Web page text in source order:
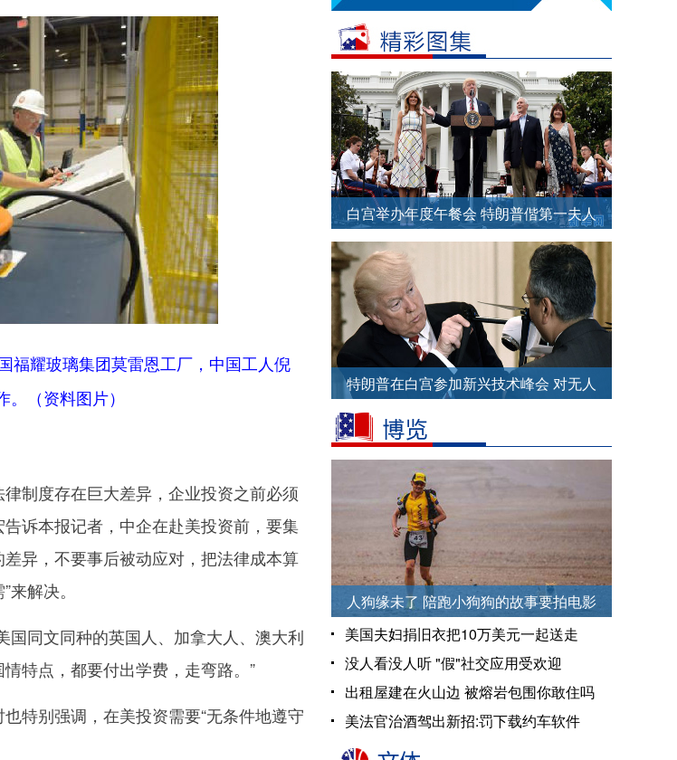
福耀玻璃集团莫雷恩工厂，中国工人倪
（资料图片）
制度存在巨大差异，企业投资之前必须
诉本报记者，中企在赴美投资前，要集
异，不要事后被动应对，把法律成本算
解决。
同文同种的英国人、加拿大人、澳大利
特点，都要付出学费，走弯路。”
别强调，在美投资需要“无条件地遵守
白宫举办年度午餐会 特朗普偕第一夫人
现身主持
特朗普在白宫参加新兴技术峰会 对无人
人狗缘未了 陪跑小狗狗的故事要拍电影
美国夫妇捐旧衣把10万美元一起送走
没人看没人听 "假"社交应用受欢迎
出租屋建在火山边 被熔岩包围你敢住吗
美法官治酒驾出新招:罚下载约车软件